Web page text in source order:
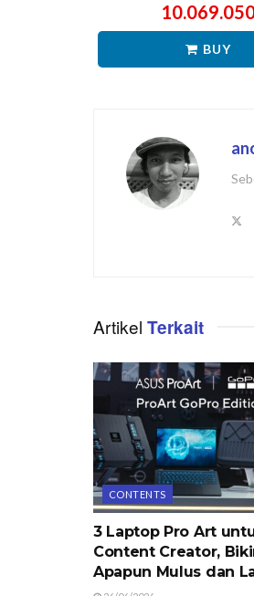
BUY
Artikel Terkait
CONTENTS
3 Laptop Pro Art
Content Creator,
Apapun Mulus dan